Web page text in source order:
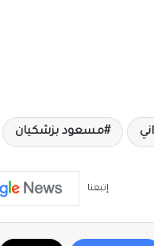
مسعود بزشكيان
إتبعنا